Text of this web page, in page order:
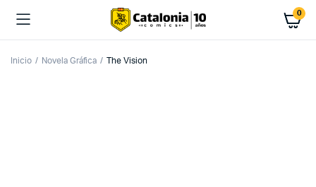
0
Inicio Novela Gráfica The Vision